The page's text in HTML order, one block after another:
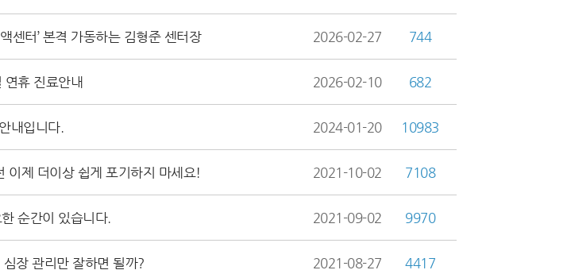
센터’ 본격 가동하는 김형준 센터장 2026-02-27 744
연휴 진료안내 2026-02-10 682
내입니다. 2024-01-20 10983
이제 더이상 쉽게 포기하지 마세요! 2021-10-02 7108
순간이 있습니다. 2021-09-02 9970
장 관리만 잘하면 될까? 2021-08-27 4417